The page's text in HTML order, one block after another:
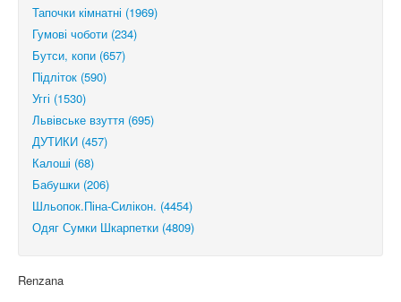
Тапочки кімнатні (1969)
Гумові чоботи (234)
Бутси, копи (657)
Підліток (590)
Уггі (1530)
Львівське взуття (695)
ДУТИКИ (457)
Калоші (68)
Бабушки (206)
Шльопок.Піна-Силікон. (4454)
Одяг Сумки Шкарпетки (4809)
Renzana